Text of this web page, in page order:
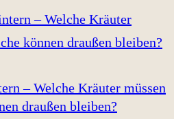
– Welche Kräuter müssen
draußen bleiben?